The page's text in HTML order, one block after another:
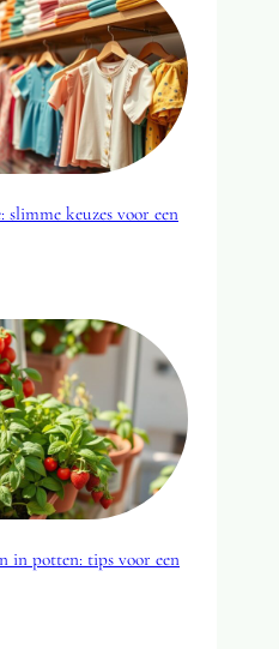
keuzes voor een
in potten: tips voor een